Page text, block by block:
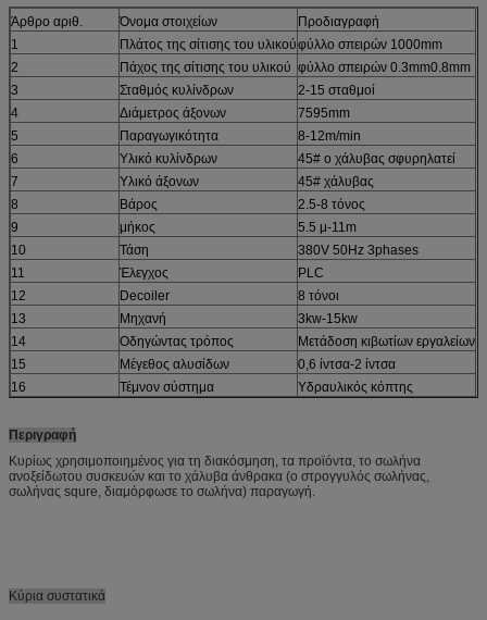
Άρθρο αριθ. Όνομα στοιχείων
Προδιαγραφή
1
Πλάτος της σίτισης του υλικούφύλλο σπειρών 1000mm
2
Πάχος της σίτισης του υλικού φύλλο σπειρών 0.3mm0.8mm
3
Σταθμός κυλίνδρων
2-15 σταθμοί
4
Διάμετρος άξονων
7595mm
5
Παραγωγικότητα
8-12m/min
6
Υλικό κυλίνδρων
45# ο χάλυβας σφυρηλατεί
7
Υλικό άξονων
45# χάλυβας
8
Βάρος
2.5-8 τόνος
9
μήκος
5.5 μ-11m
10
Τάση
380V 50Hz 3phases
11
Έλεγχος
PLC
12
Decoiler
8 τόνοι
13
Μηχανή
3kw-15kw
14
Οδηγώντας τρόπος
Μετάδοση κιβωτίων εργαλείων
15
Μέγεθος αλυσίδων
0,6 ίντσα-2 ίντσα
16
Τέμνον σύστημα Υδραυλικός κόπτης
Περιγραφή
Κυρίως χρησιμοποιημένος για τη διακόσμηση, τα προϊόντα, το σωλήνα
ανοξείδωτου συσκευών και το χάλυβα άνθρακα (ο στρογγυλός σωλήνας,
σωλήνας squre, διαμόρφωσε το σωλήνα) παραγωγή.
Κύρια συστατικά